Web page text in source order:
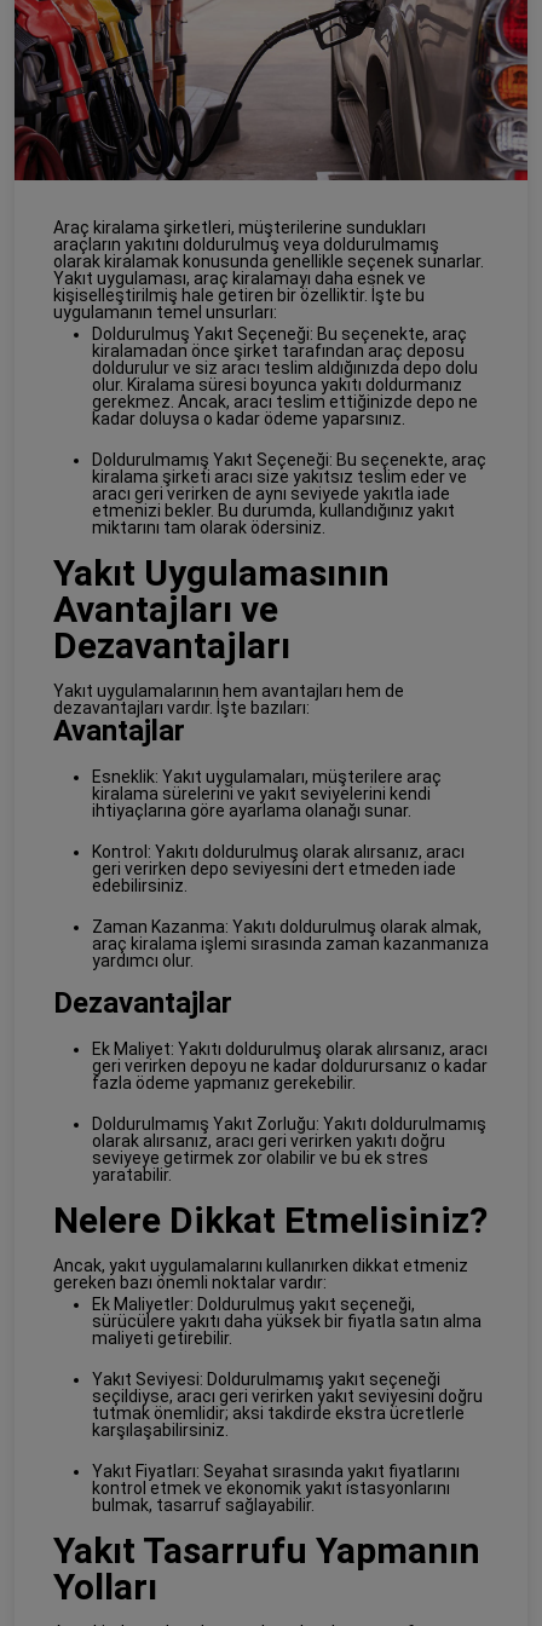
Araç kiralama şirketleri, müşterilerine sundukları
araçların yakıtını doldurulmuş veya doldurulmamış
olarak kiralamak konusunda genellikle seçenek sunarlar.
Yakıt uygulaması, araç kiralamayı daha esnek ve
kişiselleştirilmiş hale getiren bir özelliktir. İşte bu
uygulamanın temel unsurları:
Doldurulmuş Yakıt Seçeneği: Bu seçenekte, araç
kiralamadan önce şirket tarafından araç deposu
doldurulur ve siz aracı teslim aldığınızda depo dolu
olur. Kiralama süresi boyunca yakıtı doldurmanız
gerekmez. Ancak, aracı teslim ettiğinizde depo ne
kadar doluysa o kadar ödeme yaparsınız.
Doldurulmamış Yakıt Seçeneği: Bu seçenekte, araç
kiralama şirketi aracı size yakıtsız teslim eder ve
aracı geri verirken de aynı seviyede yakıtla iade
etmenizi bekler. Bu durumda, kullandığınız yakıt
miktarını tam olarak ödersiniz.
Yakıt Uygulamasının
Avantajları ve
Dezavantajları
Yakıt uygulamalarının hem avantajları hem de
dezavantajları vardır. İşte bazıları:
Avantajlar
Esneklik: Yakıt uygulamaları, müşterilere araç
kiralama sürelerini ve yakıt seviyelerini kendi
ihtiyaçlarına göre ayarlama olanağı sunar.
Kontrol: Yakıtı doldurulmuş olarak alırsanız, aracı
geri verirken depo seviyesini dert etmeden iade
edebilirsiniz.
Zaman Kazanma: Yakıtı doldurulmuş olarak almak,
araç kiralama işlemi sırasında zaman kazanmanıza
yardımcı olur.
Dezavantajlar
Ek Maliyet: Yakıtı doldurulmuş olarak alırsanız, aracı
geri verirken depoyu ne kadar doldurursanız o kadar
fazla ödeme yapmanız gerekebilir.
Doldurulmamış Yakıt Zorluğu: Yakıtı doldurulmamış
olarak alırsanız, aracı geri verirken yakıtı doğru
seviyeye getirmek zor olabilir ve bu ek stres
yaratabilir.
Nelere Dikkat Etmelisiniz?
Ancak, yakıt uygulamalarını kullanırken dikkat etmeniz
gereken bazı önemli noktalar vardır:
Ek Maliyetler: Doldurulmuş yakıt seçeneği,
sürücülere yakıtı daha yüksek bir fiyatla satın alma
maliyeti getirebilir.
Yakıt Seviyesi: Doldurulmamış yakıt seçeneği
seçildiyse, aracı geri verirken yakıt seviyesini doğru
tutmak önemlidir; aksi takdirde ekstra ücretlerle
karşılaşabilirsiniz.
Yakıt Fiyatları: Seyahat sırasında yakıt fiyatlarını
kontrol etmek ve ekonomik yakıt istasyonlarını
bulmak, tasarruf sağlayabilir.
Yakıt Tasarrufu Yapmanın
Yolları